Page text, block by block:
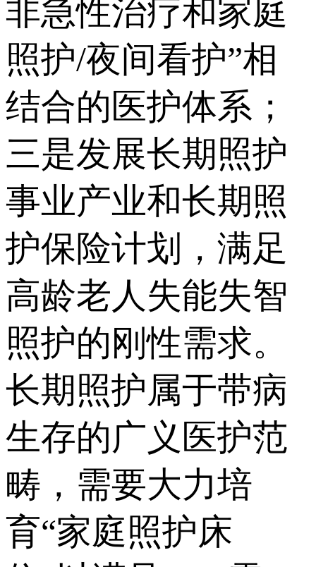
非急性治疗和家庭
照护/夜间看护”相
结合的医护体系；
三是发展长期照护
事业产业和长期照
护保险计划，满足
高龄老人失能失智
照护的刚性需求。
长期照护属于带病
生存的广义医护范
畴，需要大力培
育“家庭照护床